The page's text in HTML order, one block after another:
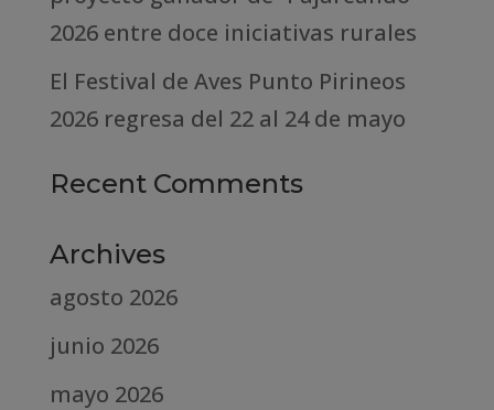
2026 entre doce iniciativas rurales
El Festival de Aves Punto Pirineos
2026 regresa del 22 al 24 de mayo
Recent Comments
Archives
agosto 2026
junio 2026
mayo 2026